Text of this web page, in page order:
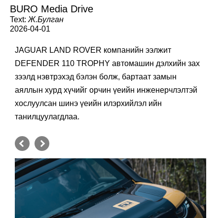
BURO Media Drive
Text: Ж.Булган
2026-04-01
JAGUAR LAND ROVER компанийн ээлжит
DEFENDER 110 TROPHY автомашин дэлхийн зах
зээлд нэвтрэхэд бэлэн болж, бартаат замын
аяллын хурд хүчийг орчин үеийн инженерчлэлтэй
хослуулсан шинэ үеийн илэрхийлэл ийн
танилцуулагдлаа.